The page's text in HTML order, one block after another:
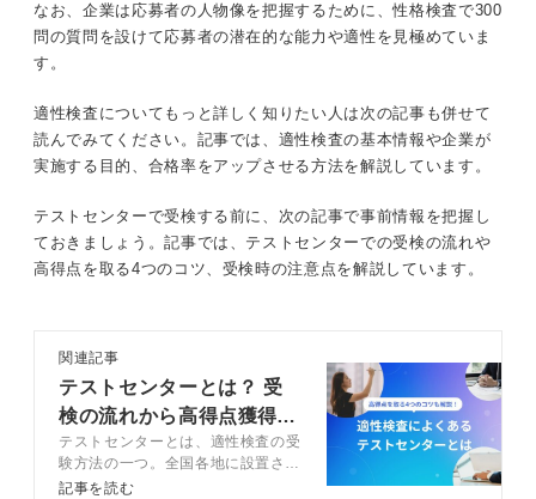
なお、企業は応募者の人物像を把握するために、性格検査で300
問の質問を設けて応募者の潜在的な能力や適性を見極めていま
す。
適性検査についてもっと詳しく知りたい人は次の記事も併せて
読んでみてください。記事では、適性検査の基本情報や企業が
実施する目的、合格率をアップさせる方法を解説しています。
テストセンターで受検する前に、次の記事で事前情報を把握し
ておきましょう。記事では、テストセンターでの受検の流れや
高得点を取る4つのコツ、受検時の注意点を解説しています。
関連記事
テストセンターとは？ 受
検の流れから高得点獲得の
対策まで徹底解説
テストセンターとは、適性検査の受
験方法の一つ。全国各地に設置され
ているテストセンターに足を運んで
記事を読む